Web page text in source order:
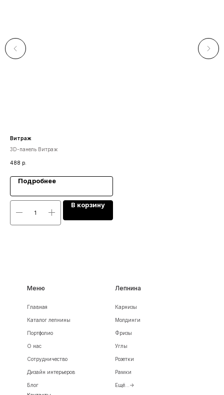
Витраж
3D-панель Витраж
488 р.
Подробнее
В корзину
Меню
Главная
О нас
Каталог лепнины
Портфолио
Сотрудничество
Дизайн интерьеров
Блог
Лепнина
Карнизы
Молдинги
Фризы
Углы
Розетки
Рамки
Ещё...->